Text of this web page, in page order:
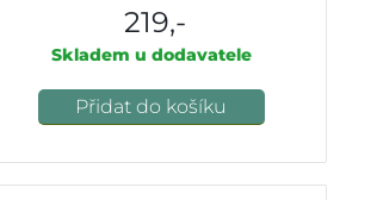
219,-
Skladem u dodavatele
Přidat do košíku